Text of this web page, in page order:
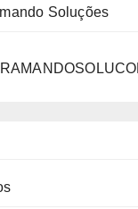
Soluções